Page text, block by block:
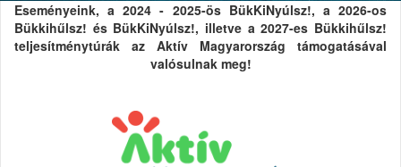
Eseményeink, a 2024 - 2025-ös BükKiNyúlsz!, a 2026-os
Bükkihűlsz! és BükKiNyúlsz!, illetve a 2027-es Bükkihűlsz!
teljesítménytúrák az Aktív Magyarország támogatásával
valósulnak meg!